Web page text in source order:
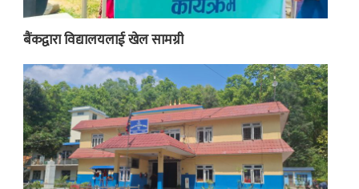
बैंकद्वारा विद्यालयलाई खेल सामग्री